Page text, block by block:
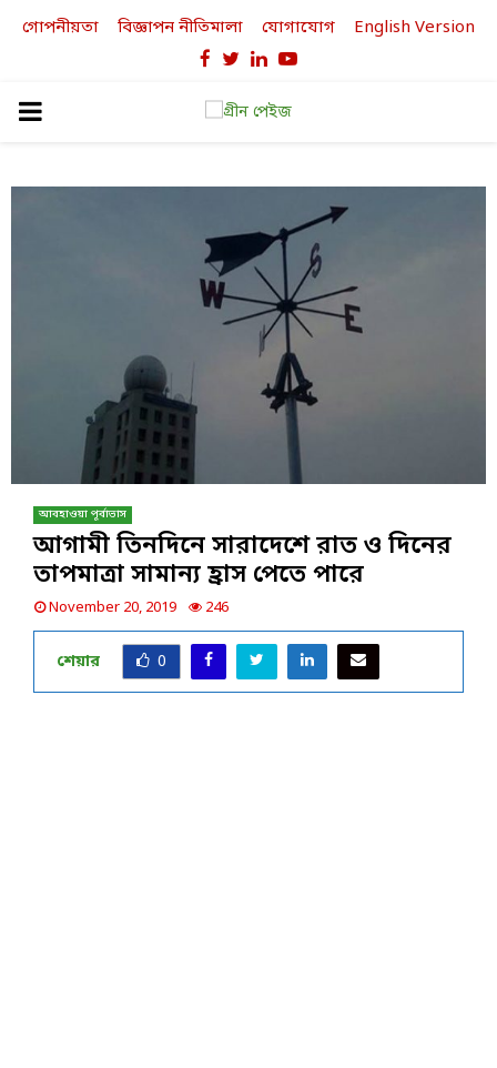
গোপনীয়তা বিজ্ঞাপন নীতিমালা যোগাযোগ English Version
Facebook
TwitterLinkedinYoutube
PRIMARY
আবহাওয়া পূর্বাভাস
আগামী তিনদিনে সারাদেশে রাত ও দিনের
তাপমাত্রা সামান্য হ্রাস পেতে পারে
November 20, 2019 246
শেয়ার 0